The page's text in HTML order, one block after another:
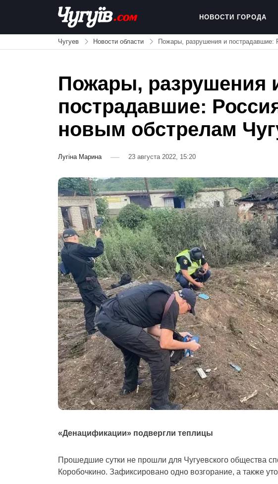
Chuguiv
НОВОСТИ ГОРОДА
Чугуев Новости области Пожары, разрушения и пострадавшие:
Пожары, разрушения
пострадавшие:
новым обстрелам
Лугіна Марина 23 августа 2022, 15:20
«Денацификации» подвергли теплицы
Прошедшие сутки не прошли для Чугуевского общества
Коробочкино. Зафиксировано одно возгорание, а также